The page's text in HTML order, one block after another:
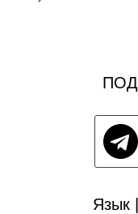
Язык